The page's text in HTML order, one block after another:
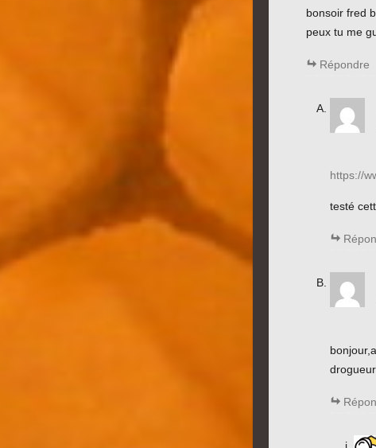
bonsoir fred
peux tu me
Répondre
https://
testé